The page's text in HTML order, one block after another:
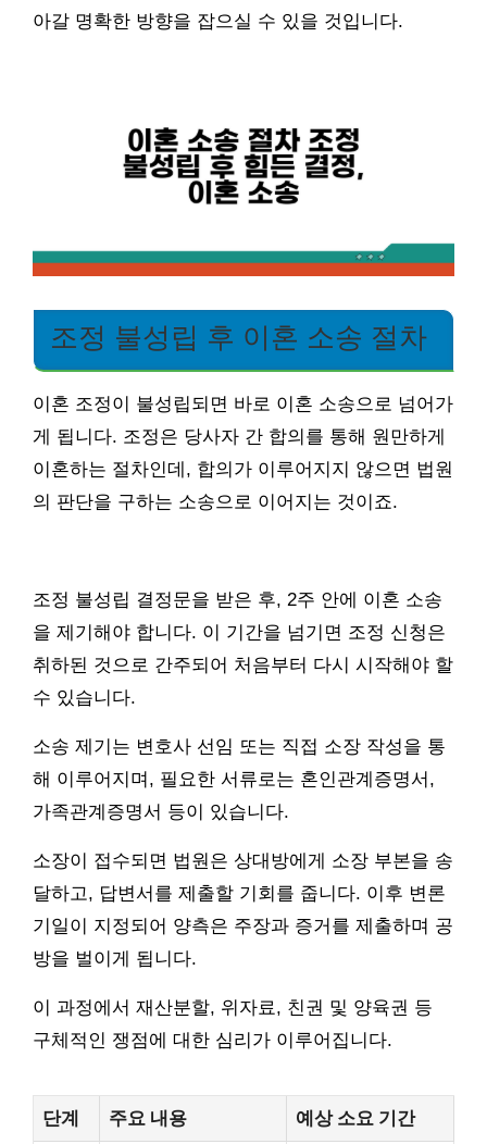
아갈 명확한 방향을 잡으실 수 있을 것입니다.
조정 불성립 후 이혼 소송 절차
이혼 조정이 불성립되면 바로 이혼 소송으로 넘어가
게 됩니다. 조정은 당사자 간 합의를 통해 원만하게
이혼하는 절차인데, 합의가 이루어지지 않으면 법원
의 판단을 구하는 소송으로 이어지는 것이죠.
조정 불성립 결정문을 받은 후, 2주 안에 이혼 소송
을 제기해야 합니다. 이 기간을 넘기면 조정 신청은
취하된 것으로 간주되어 처음부터 다시 시작해야 할
수 있습니다.
소송 제기는 변호사 선임 또는 직접 소장 작성을 통
해 이루어지며, 필요한 서류로는 혼인관계증명서,
가족관계증명서 등이 있습니다.
소장이 접수되면 법원은 상대방에게 소장 부본을 송
달하고, 답변서를 제출할 기회를 줍니다. 이후 변론
기일이 지정되어 양측은 주장과 증거를 제출하며 공
방을 벌이게 됩니다.
이 과정에서 재산분할, 위자료, 친권 및 양육권 등
구체적인 쟁점에 대한 심리가 이루어집니다.
단계 주요 내용 예상 소요 기간